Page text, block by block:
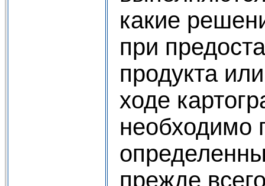
какие
при
продукта
ходе
необходимо
прежде